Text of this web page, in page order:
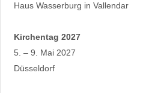
Haus Wasserburg in Vallendar
Kirchentag 2027
5. – 9. Mai 2027
Düsseldorf